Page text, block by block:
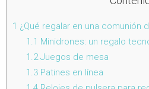
1 ¿Qué regalar en una comunión
1.1 Minidrones: un regalo
1.2Juegos de mesa
1.3Patines en línea